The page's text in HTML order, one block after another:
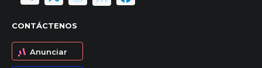
CONTÁCTENOS
Anunciar